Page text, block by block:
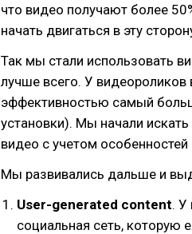
что видео получают более
начать двигаться в эту
Так мы стали использовать
лучше всего. У
эффективностью самый
установки). Мы начали
видео с учетом
Мы развивались дальше и
User-generated content. У
социальная сеть, которую